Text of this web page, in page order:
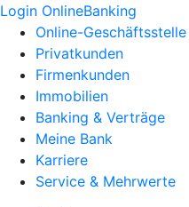
Login OnlineBanking
Online-Geschäftsstelle
Privatkunden
Firmenkunden
Immobilien
Banking & Verträge
Meine Bank
Karriere
Service & Mehrwerte